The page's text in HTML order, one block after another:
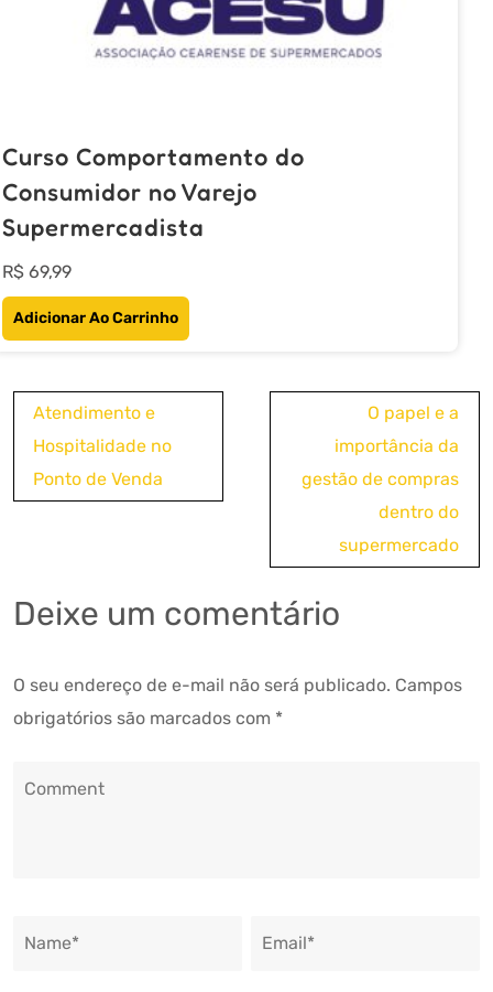
Curso Comportamento do
Consumidor no Varejo
Supermercadista
R$ 69,99
Adicionar Ao Carrinho
Navegação
de
Post
Atendimento e
Hospitalidade no
Ponto de Venda
O papel e a
importância da
gestão de compras
dentro do
supermercado
Deixe um comentário
O seu endereço de e-mail não será publicado. Campos
obrigatórios são marcados com *